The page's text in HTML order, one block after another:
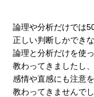
論理や分析だけでは
正しい判断しかできな
論理と分析だけを使
教わってきましたし、
感情や直感にも注意
教わってきませんでし